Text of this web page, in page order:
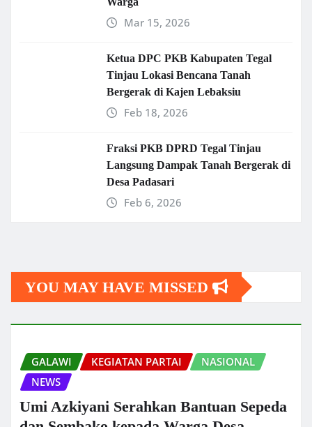
Mar 15, 2026
Ketua DPC PKB Kabupaten Tegal
Tinjau Lokasi Bencana Tanah
Bergerak di Kajen Lebaksiu
Feb 18, 2026
Fraksi PKB DPRD Tegal Tinjau
Langsung Dampak Tanah Bergerak di
Desa Padasari
Feb 6, 2026
YOU MAY HAVE MISSED
GALAWI KEGIATAN PARTAI
NASIONAL
NEWS
Umi Azkiyani Serahkan Bantuan Sepeda